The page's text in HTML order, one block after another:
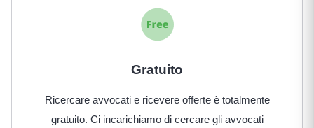
Gratuito
Ricercare avvocati e ricevere offerte è totalmente
gratuito. Ci incarichiamo di cercare gli avvocati